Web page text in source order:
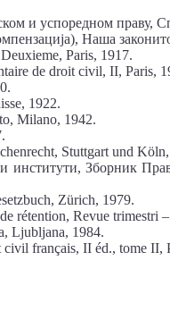
и успоредном праву,
Наша
Paris, 1917.
de droit civil, II, Paris,
1922.
Milano, 1942.
Stuttgart und
институти, Зборник
Zürich, 1979.
rétention, Revue trimestri
Ljubljana, 1984.
français, II éd., tome II,